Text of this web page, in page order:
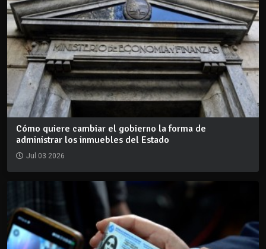
Cómo quiere cambiar el gobierno la forma de
administrar los inmuebles del Estado
Jul 03 2026